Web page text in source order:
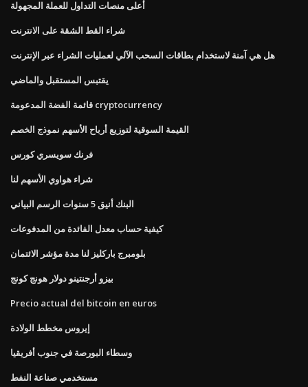
أعلى منصات التداول للعملة المجهولة
شراء القط الشقة على الانترنت
هل هي آمنة لاستخدام بطاقات السحب الآلي لعمليات الشراء عبر الإنترنت
يقتبس المستقبل والماضي
قائمة الفضة المدعومة cryptocurrency
القيمة السوقية لتوزيع أرباح الأسهم نموذج الخصم
فرنك سويسري كورس
شراء هواوي الأسهم لنا
البنك أنيق 5 سنوات الرسم البياني
كيفية حساب معدل الفائدة من المدفوعات
بلومبرج باركليز لنا مدة مؤشر الائتمان
بيزو أرجنتينو دولار هونج كونج
Precio actual del bitcoin en euros
إيروس مخطط الولادة
وسطاء البورصة في جنوب أفريقيا
مستخدمي صناعة النفط